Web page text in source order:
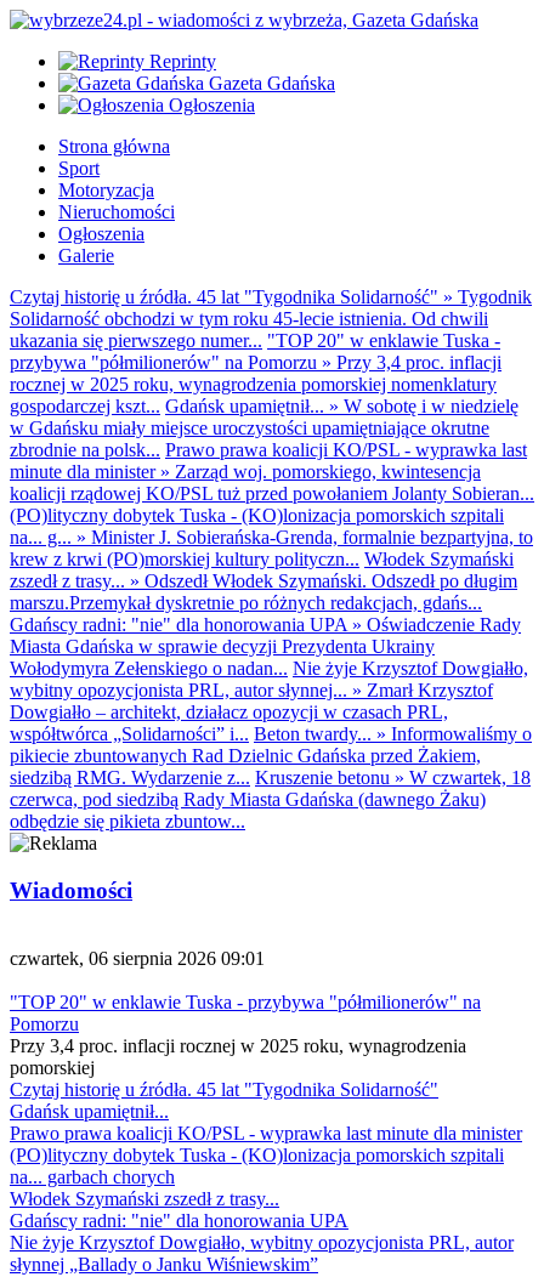
Reprinty
Gazeta Gdańska
Ogłoszenia
Strona główna
Sport
Motoryzacja
Nieruchomości
Ogłoszenia
Galerie
Czytaj historię u źródła. 45 lat "Tygodnika Solidarność" » Tygodnik
Solidarność obchodzi w tym roku 45-lecie istnienia. Od chwili
ukazania się pierwszego numer... "TOP 20" w enklawie Tuska -
przybywa "półmilionerów" na Pomorzu » Przy 3,4 proc. inflacji
rocznej w 2025 roku, wynagrodzenia pomorskiej nomenklatury
gospodarczej kszt... Gdańsk upamiętnił... » W sobotę i w niedzielę
w Gdańsku miały miejsce uroczystości upamiętniające okrutne
zbrodnie na polsk... Prawo prawa koalicji KO/PSL - wyprawka last
minute dla minister» Zarząd woj. pomorskiego, kwintesencja
koalicji rządowej KO/PSL tuż przed powołaniem Jolanty Sobieran...
(PO)lityczny dobytek Tuska - (KO)lonizacja pomorskich szpitali
na... g... » Minister J. Sobierańska-Grenda, formalnie bezpartyjna, to
krew z krwi (PO)morskiej kultury polityczn... Włodek Szymański
zszedł z trasy... » Odszedł Włodek Szymański. Odszedł po długim
marszu.Przemykał dyskretnie po różnych redakcjach, gdańs...
Gdańscy radni: "nie" dla honorowania UPA » Oświadczenie Rady
Miasta Gdańska w sprawie decyzji Prezydenta Ukrainy
Wołodymyra Zełenskiego o nadan... Nie żyje Krzysztof Dowgiałło,
wybitny opozycjonista PRL, autor słynnej... » Zmarł Krzysztof
Dowgiałło – architekt, działacz opozycji w czasach PRL,
współtwórca „Solidarności” i... Beton twardy... » Informowaliśmy o
pikiecie zbuntowanych Rad Dzielnic Gdańska przed Żakiem,
siedzibą RMG. Wydarzenie z... Kruszenie betonu » W czwartek, 18
czerwca, pod siedzibą Rady Miasta Gdańska (dawnego Żaku)
odbędzie się pikieta zbuntow...
Wiadomości
czwartek, 06 sierpnia 2026 09:01
"TOP 20" w enklawie Tuska - przybywa "półmilionerów" na
Pomorzu
Przy 3,4 proc. inflacji rocznej w 2025 roku, wynagrodzenia
pomorskiej
Czytaj historię u źródła. 45 lat "Tygodnika Solidarność"
Gdańsk upamiętnił...
Prawo prawa koalicji KO/PSL - wyprawka last minute dla minister
(PO)lityczny dobytek Tuska - (KO)lonizacja pomorskich szpitali
na... garbach chorych
Włodek Szymański zszedł z trasy...
Gdańscy radni: "nie" dla honorowania UPA
Nie żyje Krzysztof Dowgiałło, wybitny opozycjonista PRL, autor
słynnej „Ballady o Janku Wiśniewskim”